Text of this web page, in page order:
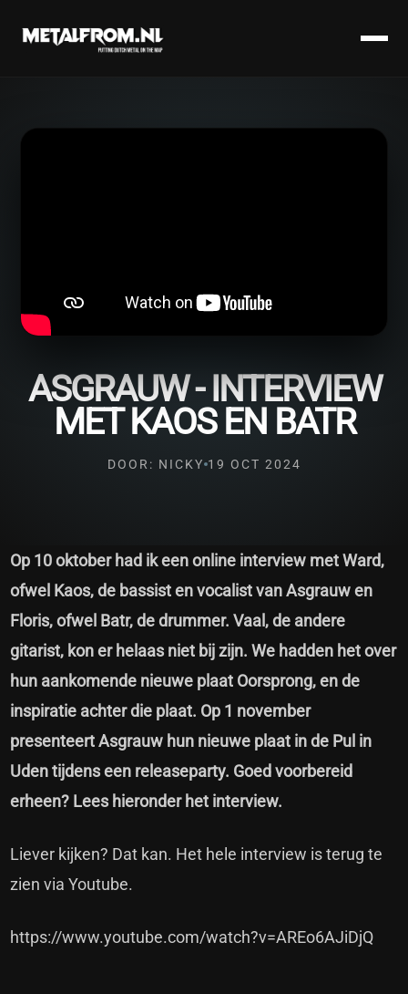
ASGRAUW - INTERVIEW
MET KAOS EN BATR
DOOR: NICKY 19 OCT 2024
Op 10 oktober had ik een online interview met Ward,
ofwel Kaos, de bassist en vocalist van Asgrauw en
Floris, ofwel Batr, de drummer. Vaal, de andere
gitarist, kon er helaas niet bij zijn. We hadden het over
hun aankomende nieuwe plaat Oorsprong, en de
inspiratie achter die plaat. Op 1 november
presenteert Asgrauw hun nieuwe plaat in de Pul in
Uden tijdens een releaseparty. Goed voorbereid
erheen? Lees hieronder het interview.
Liever kijken? Dat kan. Het hele interview is terug te
zien via Youtube.
https://www.youtube.com/watch?v=AREo6AJiDjQ